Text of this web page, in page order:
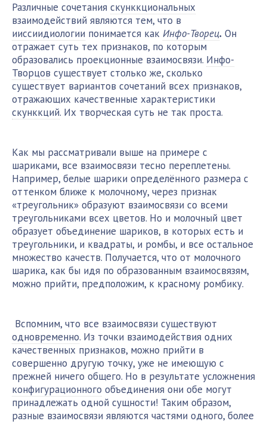
Различные сочетания скунккциональных
взаимодействий являются тем, что в
ииссиидиологии понимается как Инфо-Творец. Он
отражает суть тех признаков, по которым
образовались проекционные взаимосвязи. Инфо-
Творцов существует столько же, сколько
существует вариантов сочетаний всех признаков,
отражающих качественные характеристики
скунккций. Их творческая суть не так проста.
Как мы рассматривали выше на примере с
шариками, все взаимосвязи тесно переплетены.
Например, белые шарики определённого размера с
оттенком ближе к молочному, через признак
«треугольник» образуют взаимосвязи со всеми
треугольниками всех цветов. Но и молочный цвет
образует объединение шариков, в которых есть и
треугольники, и квадраты, и ромбы, и все остальное
множество качеств. Получается, что от молочного
шарика, как бы идя по образованным взаимосвязям,
можно прийти, предположим, к красному ромбику.
Вспомним, что все взаимосвязи существуют
одновременно. Из точки взаимодействия одних
качественных признаков, можно прийти в
совершенно другую точку, уже не имеющую с
прежней ничего общего. Но в результате усложнения
конфигурационного объединения они обе могут
принадлежать одной сущности! Таким образом,
разные взаимосвязи являются частями одного, более